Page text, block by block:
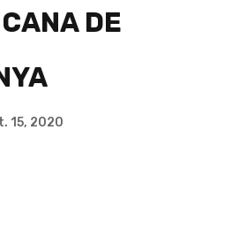
DE
15, 2020